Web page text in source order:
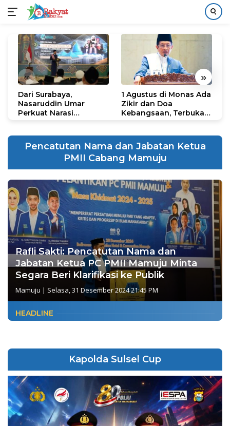
konten
« »
Dari Surabaya,
Nasaruddin Umar
Perkuat Narasi
1 Agustus di Monas Ada
Zikir dan Doa
Kebangsaan, Terbuka
Pencatutan Nama dan Jabatan Ketua
PMII Cabang Mamuju
Rafli Sakti: Pencatutan Nama dan
Jabatan Ketua PC PMII Mamuju Minta
Segara Beri Klarifikasi ke Publik
Mamuju | Selasa, 31 Desember 2024 21:45 PM
HEADLINE
Kapolda Sulsel Cup